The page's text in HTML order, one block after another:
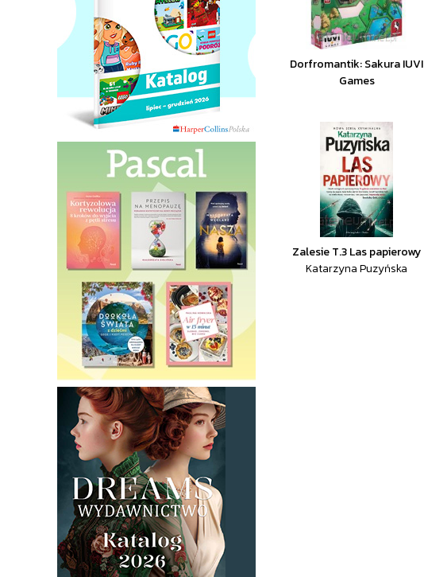
Dorfromantik: Sakura IUVI
Games
Zalesie T.3 Las papierowy
Katarzyna Puzyńska